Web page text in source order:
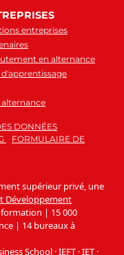
entreprises
en alternance
d'apprentissage
alternance
DONNÉES
FORMULAIRE DE